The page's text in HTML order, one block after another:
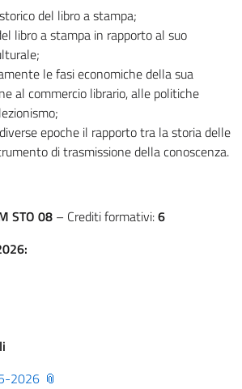
del libro a stampa;
libro a stampa in rapporto al suo
le fasi economiche della sua
al commercio librario, alle politiche
epoche il rapporto tra la storia delle
di trasmissione della conoscenza.
STO 08 – Crediti formativi:6
2026